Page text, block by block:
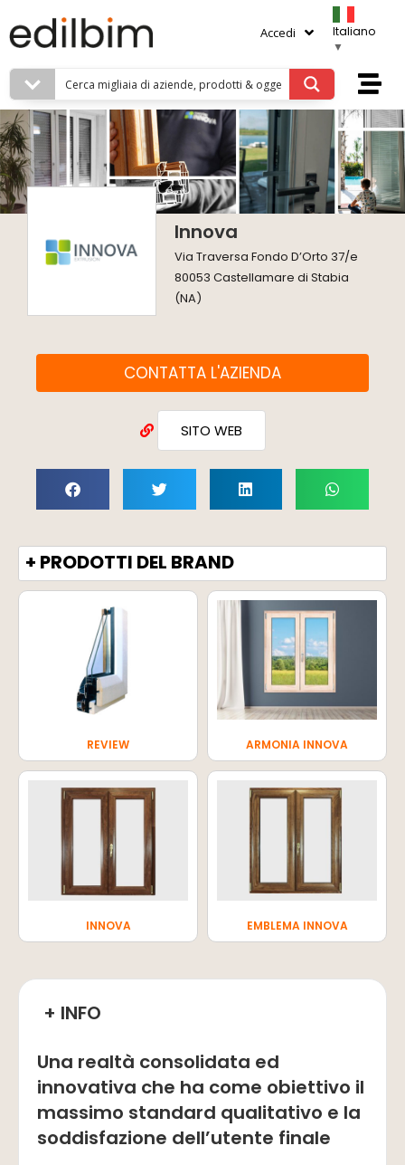
Accedi
Italiano
▼
Innova
Via Traversa Fondo D’Orto 37/e
80053 Castellamare di Stabia
(NA)
CONTATTA L'AZIENDA
SITO WEB
+ PRODOTTI DEL BRAND
REVIEW ARMONIA INNOVA
INNOVA EMBLEMA INNOVA
+ INFO
Una realtà consolidata ed
innovativa che ha come obiettivo il
massimo standard qualitativo e la
soddisfazione dell’utente finale